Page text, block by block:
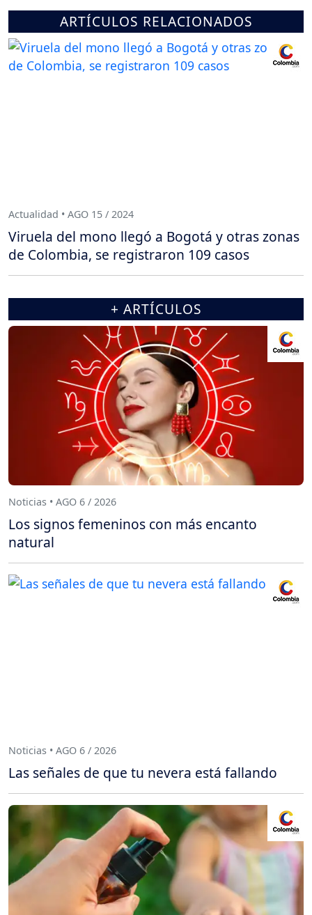
ARTÍCULOS RELACIONADOS
Actualidad • AGO 15 / 2024
Viruela del mono llegó a Bogotá y otras zonas
de Colombia, se registraron 109 casos
+ ARTÍCULOS
Noticias • AGO 6 / 2026
Los signos femeninos con más encanto
natural
Noticias • AGO 6 / 2026
Las señales de que tu nevera está fallando